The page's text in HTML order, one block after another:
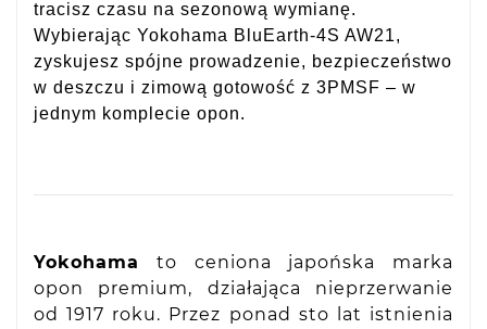
tracisz czasu na sezonową wymianę.
Wybierając Yokohama BluEarth-4S AW21,
zyskujesz spójne prowadzenie, bezpieczeństwo
w deszczu i zimową gotowość z 3PMSF – w
jednym komplecie opon.
Yokohama
to ceniona japońska marka
opon premium, działająca nieprzerwanie
od 1917 roku. Przez ponad sto lat istnienia